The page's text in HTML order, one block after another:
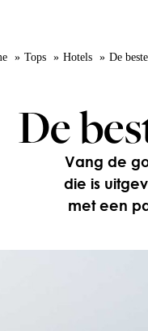
Tops Hotels
De
De
Vang de
die is
met een